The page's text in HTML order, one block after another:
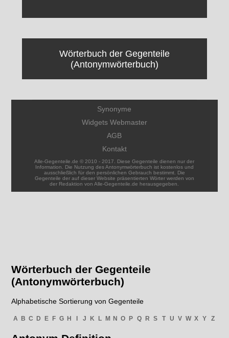
Wörterbuch der Gegenteile
(Antonymwörterbuch)
Synonyme
Widgets Webmaster
AGB
Kontakt
Alle-Gegenteile.de © 2010 - 2017. Diese Gegenteile dienen nur der
Information. Die Nutzung des Antonymwörterbuch ist kostenlos und
ausschließlich für den persönlichen Gebrauch bestimmt. Die
Gegenteile der auf dieser Website präsentierten Wörter werden von
der Redaktion von Alle-Gegenteile.de herausgegeben.
Wörterbuch der Gegenteile
(Antonymwörterbuch)
Alphabetische Sortierung von Gegenteile
A B C D E F G H I J K L M N O P Q R S T U V W X Y Z